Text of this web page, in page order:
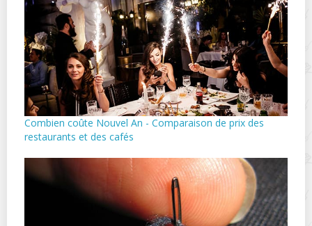
Combien coûte Nouvel An - Comparaison de prix des
restaurants et des cafés